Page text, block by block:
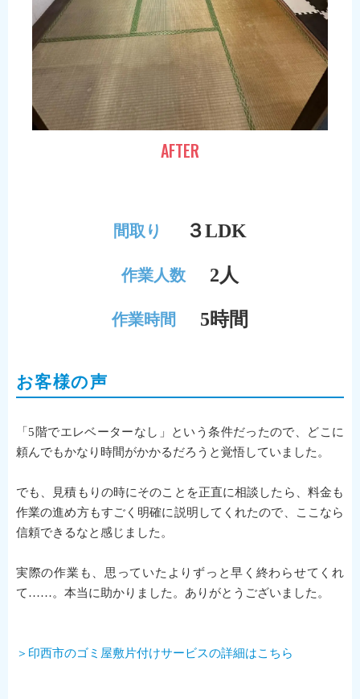
AFTER
間取り ３LDK
作業人数 2人
作業時間 5時間
お客様の声
「5階でエレベーターなし」という条件だったので、どこに
頼んでもかなり時間がかかるだろうと覚悟していました。
でも、見積もりの時にそのことを正直に相談したら、料金も
作業の進め方もすごく明確に説明してくれたので、ここなら
信頼できるなと感じました。
実際の作業も、思っていたよりずっと早く終わらせてくれ
て……。本当に助かりました。ありがとうございました。
＞印西市のゴミ屋敷片付けサービスの詳細はこちら